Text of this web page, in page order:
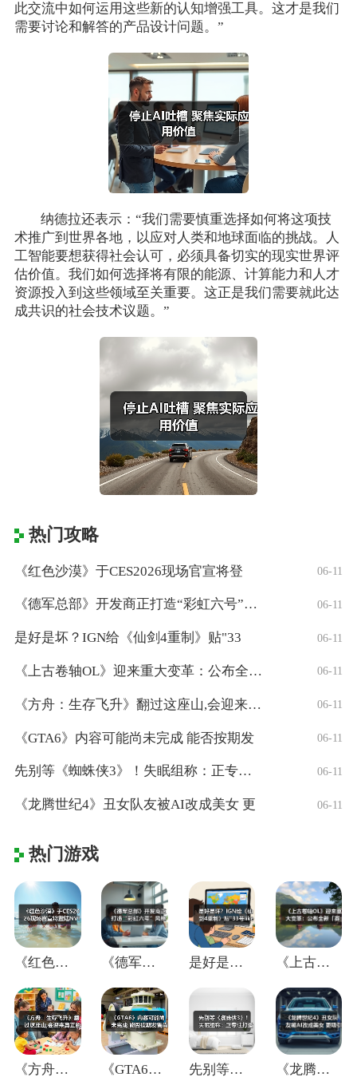
此交流中如何运用这些新的认知增强工具。这才是我们
需要讨论和解答的产品设计问题。”
纳德拉还表示：“我们需要慎重选择如何将这项技
术推广到世界各地，以应对人类和地球面临的挑战。人
工智能要想获得社会认可，必须具备切实的现实世界评
估价值。我们如何选择将有限的能源、计算能力和人才
资源投入到这些领域至关重要。这正是我们需要就此达
成共识的社会技术议题。”
热门攻略
《红色沙漠》于CES2026现场官宣将登 06-11
《德军总部》开发商正打造“彩虹六号”风格 06-11
是好是坏？IGN给《仙剑4重制》贴"33 06-11
《上古卷轴OL》迎来重大变革：公布全新「 06-11
《方舟：生存飞升》翻过这座山,会迎来真正 06-11
《GTA6》内容可能尚未完成 能否按期发 06-11
先别等《蜘蛛侠3》！失眠组称：正专注打造 06-11
《龙腾世纪4》丑女队友被AI改成美女 更 06-11
热门游戏
《红色沙漠》于CES2026现场官宣将登 《德军总部》开发商正打造“彩虹六号”风格 是好是坏？IGN给《仙剑4重制》贴"33 《上古卷轴OL》迎来重大变革：公布全新「
《方舟：生存飞升》翻过这座山,会迎来真正 《GTA6》内容可能尚未完成 能否按期发 先别等《蜘蛛侠3》！失眠组称：正专注打造 《龙腾世纪4》丑女队友被AI改成美女 更